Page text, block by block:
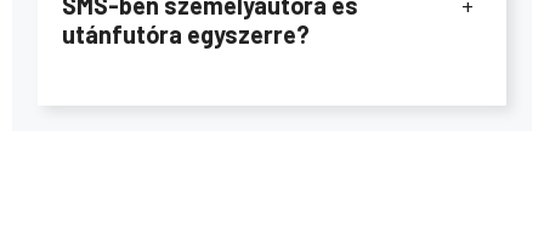
utánfutóra egyszerre?